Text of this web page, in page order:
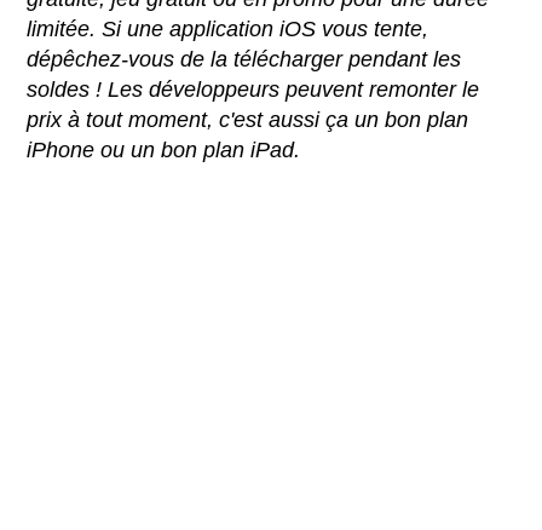
limitée. Si une application iOS vous tente,
dépêchez-vous de la télécharger pendant les
soldes ! Les développeurs peuvent remonter le
prix à tout moment, c'est aussi ça un bon plan
iPhone ou un bon plan iPad.